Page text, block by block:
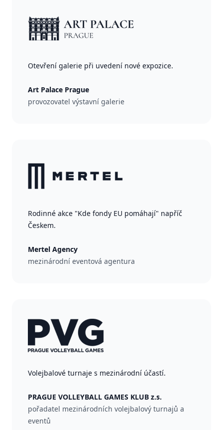
Otevření galerie při uvedení nové expozice.
Art Palace Prague
provozovatel výstavní galerie
Rodinné akce "Kde fondy EU pomáhají" napříč
Českem.
Mertel Agency
mezinárodní eventová agentura
Volejbalové turnaje s mezinárodní účastí.
PRAGUE VOLLEYBALL GAMES KLUB z.s.
pořadatel mezinárodních volejbalový turnajů a
eventů